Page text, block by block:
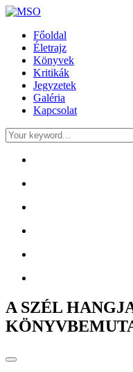
Főoldal
Életrajz
Könyvek
Kritikák
Jegyzetek
Galéria
Kapcsolat
A SZÉL